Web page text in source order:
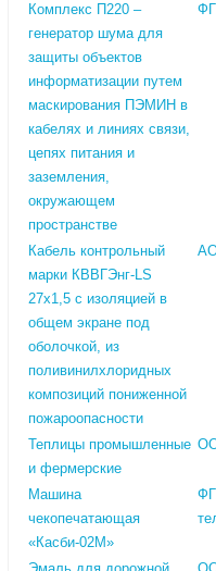
Комплекс П220 –
генератор шума для
защиты объектов
информатизации путем
маскирования ПЭМИН в
кабелях и линиях связи,
цепях питания и
заземления,
окружающем
пространстве
Кабель контрольный
марки КВВГЭнг-LS
27х1,5 с изоляцией в
общем экране под
оболочкой, из
поливинилхлоридных
композиций пониженной
пожароопасности
Теплицы промышленные
и фермерские
Машина
чекопечатающая
«Касби-02М»